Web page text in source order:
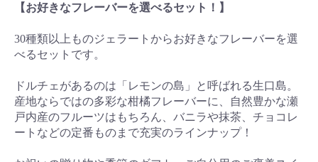
【お好きなフレーバーを選べるセット！】
30種類以上ものジェラートからお好きなフレーバーを選
べるセットです。
ドルチェがあるのは「レモンの島」と呼ばれる生口島。
産地ならではの多彩な柑橘フレーバーに、自然豊かな瀬
戸内産のフルーツはもちろん、バニラや抹茶、チョコレ
ートなどの定番ものまで充実のラインナップ！